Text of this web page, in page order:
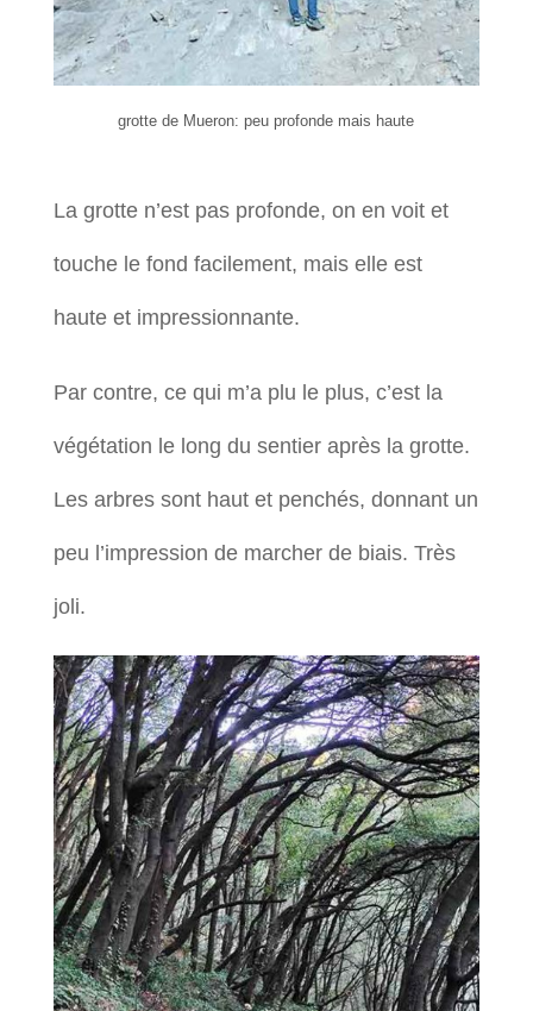
grotte de Mueron: peu profonde mais haute
La grotte n’est pas profonde, on en voit et
touche le fond facilement, mais elle est
haute et impressionnante.
Par contre, ce qui m’a plu le plus, c’est la
végétation le long du sentier après la grotte.
Les arbres sont haut et penchés, donnant un
peu l’impression de marcher de biais. Très
joli.